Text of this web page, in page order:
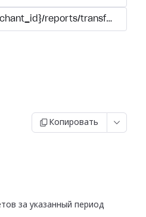
reports/transfers
Копировать
за указанный период